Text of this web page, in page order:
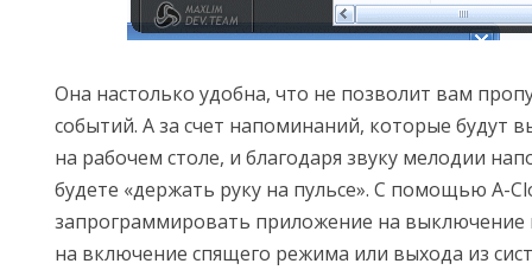
Она настолько удобна, что не позволит вам
событий. А за счет напоминаний, которые будут
на рабочем столе, и благодаря звуку мелодии
будете «держать руку на пульсе». С помощью A-
запрограммировать приложение на выключение
на включение спящего режима или выхода из